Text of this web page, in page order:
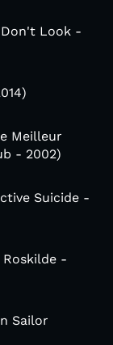
Look -
Meilleur
- 2002)
Suicide -
Roskilde -
Sailor